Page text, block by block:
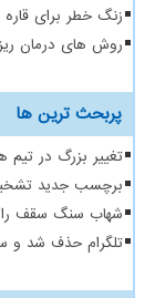
زنگ خطر برای قاره
روش های درمان
پربحث ترین ها
تغییر بزرگ در
برچسب جدید
شهاب سنگ سقف را
تلگرام حذف شد و